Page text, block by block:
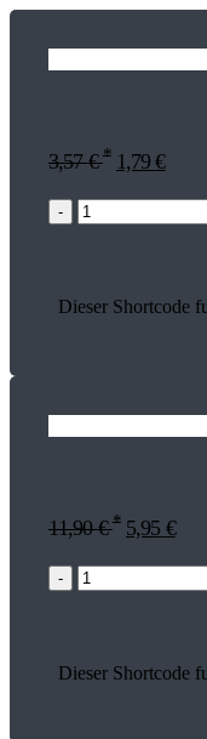
3,57€ * 1,79€
-
Dieser Shortcode
11,90€ * 5,95 €
-
Dieser Shortcode